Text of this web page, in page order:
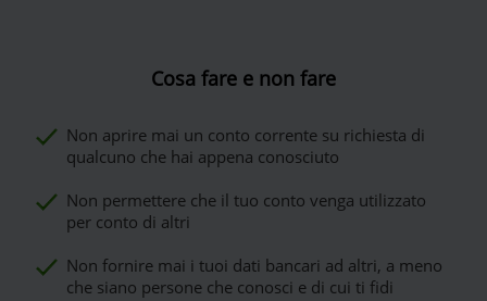
Cosa fare e non fare
Non aprire mai un conto corrente su richiesta di
qualcuno che hai appena conosciuto
Non permettere che il tuo conto venga utilizzato
per conto di altri
Non fornire mai i tuoi dati bancari ad altri, a meno
che siano persone che conosci e di cui ti fidi